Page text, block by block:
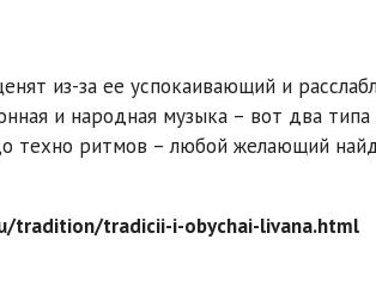
из-за ее успокаивающий и
и народная музыка – вот два
техно ритмов – любой желающий
tradition/tradicii-i-obychai-livana.html